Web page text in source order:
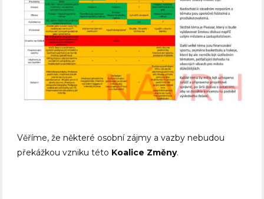
Věříme, že některé osobní zájmy a vazby nebudou
překážkou vzniku této Koalice Změny.